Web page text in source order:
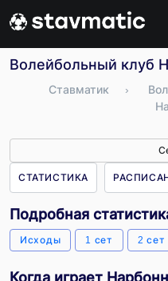
Волейбольный клуб
Ставматик ›
СТАТИСТИКА
Подробная
Исходы 1 сет 2 сет
Когда играет